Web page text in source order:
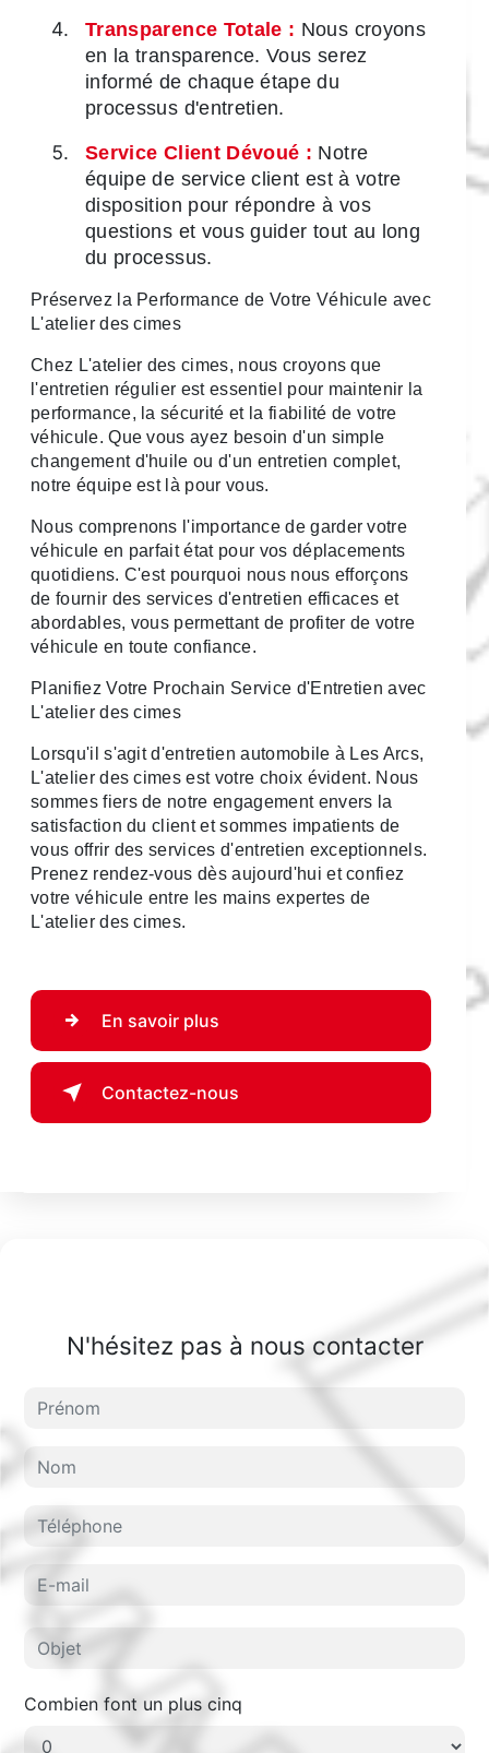
Transparence Totale : Nous croyons
en la transparence. Vous serez
informé de chaque étape du
processus d'entretien.
Service Client Dévoué : Notre
équipe de service client est à votre
disposition pour répondre à vos
questions et vous guider tout au long
du processus.
Préservez la Performance de Votre Véhicule avec
L'atelier des cimes
Chez L'atelier des cimes, nous croyons que
l'entretien régulier est essentiel pour maintenir la
performance, la sécurité et la fiabilité de votre
véhicule. Que vous ayez besoin d'un simple
changement d'huile ou d'un entretien complet,
notre équipe est là pour vous.
Nous comprenons l'importance de garder votre
véhicule en parfait état pour vos déplacements
quotidiens. C'est pourquoi nous nous efforçons
de fournir des services d'entretien efficaces et
abordables, vous permettant de profiter de votre
véhicule en toute confiance.
Planifiez Votre Prochain Service d'Entretien avec
L'atelier des cimes
Lorsqu'il s'agit d'entretien automobile à Les Arcs,
L'atelier des cimes est votre choix évident. Nous
sommes fiers de notre engagement envers la
satisfaction du client et sommes impatients de
vous offrir des services d'entretien exceptionnels.
Prenez rendez-vous dès aujourd'hui et confiez
votre véhicule entre les mains expertes de
L'atelier des cimes.
En savoir plus
Contactez-nous
N'hésitez pas à nous contacter
Combien font un plus cinq